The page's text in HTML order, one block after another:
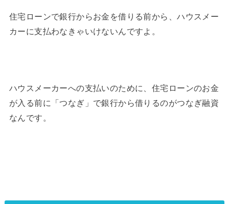
住宅ローンで銀行からお金を借りる前から、ハウスメー
カーに支払わなきゃいけないんですよ。
ハウスメーカーへの支払いのために、住宅ローンのお金
が入る前に「つなぎ」で銀行から借りるのがつなぎ融資
なんです。